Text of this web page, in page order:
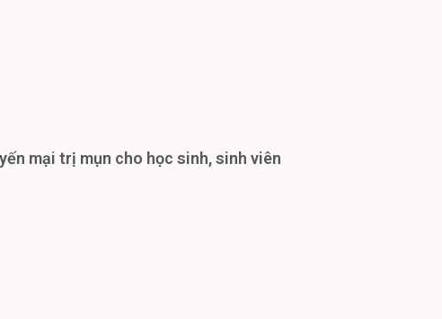
mại trị mụn cho học sinh, sinh viên